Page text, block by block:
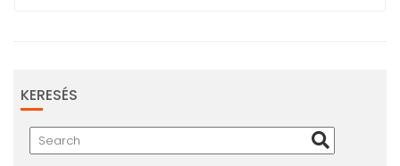
KERESÉS